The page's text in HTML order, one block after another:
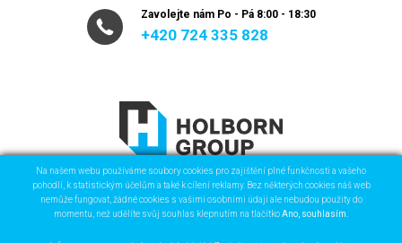
Zavolejte nám Po - Pá 8:00 - 18:30
+420 724 335 828
HOLBORN GROUP s.r.o.
Na našem webu používáme soubory cookies pro zajištění plné funkčnosti a vašeho
pohodlí, k statistickým účelům a také k cílení reklamy. Bez některých cookies náš web
nemůže fungovat, žádné cookies s vašimi osobními údaji ale nebudou použity do
momentu, než udělíte svůj souhlas klepnutím na tlačítkoAno, souhlasím.